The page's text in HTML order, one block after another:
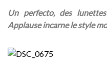
Un perfecto, des
Applause incarne le style